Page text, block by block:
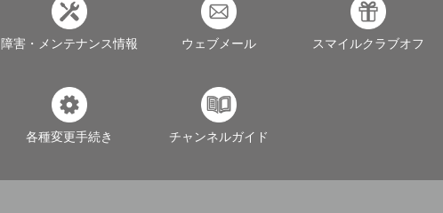
障害・メンテナンス情報 ウェブメール スマイルクラブオフ
各種変更手続き チャンネルガイド